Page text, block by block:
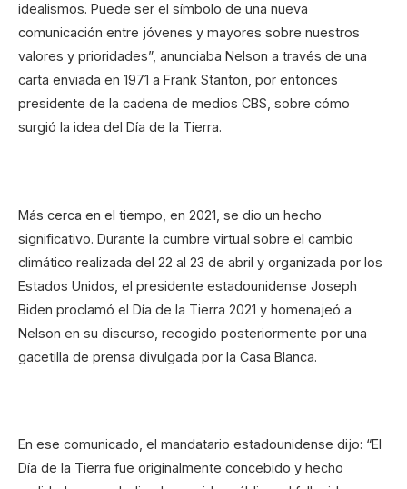
idealismos. Puede ser el símbolo de una nueva
comunicación entre jóvenes y mayores sobre nuestros
valores y prioridades”, anunciaba Nelson a través de una
carta enviada en 1971 a Frank Stanton, por entonces
presidente de la cadena de medios CBS, sobre cómo
surgió la idea del Día de la Tierra.
Más cerca en el tiempo, en 2021, se dio un hecho
significativo. Durante la cumbre virtual sobre el cambio
climático realizada del 22 al 23 de abril y organizada por los
Estados Unidos, el presidente estadounidense Joseph
Biden proclamó el Día de la Tierra 2021 y homenajeó a
Nelson en su discurso, recogido posteriormente por una
gacetilla de prensa divulgada por la Casa Blanca.
En ese comunicado, el mandatario estadounidense dijo: “El
Día de la Tierra fue originalmente concebido y hecho